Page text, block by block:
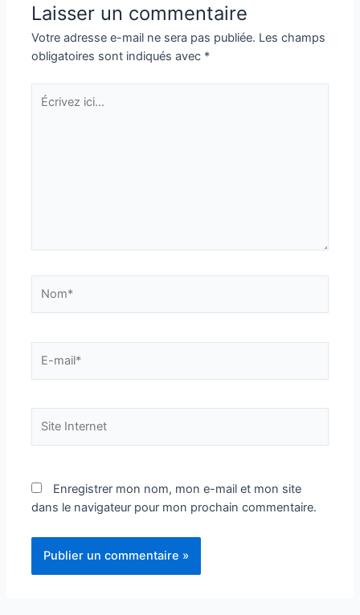
Laisser un commentaire
Votre adresse e-mail ne sera pas publiée. Les champs
obligatoires sont indiqués avec *
Écrivez
ici…
mail*
Internet
Enregistrer mon nom, mon e-mail et mon site
dans le navigateur pour mon prochain commentaire.